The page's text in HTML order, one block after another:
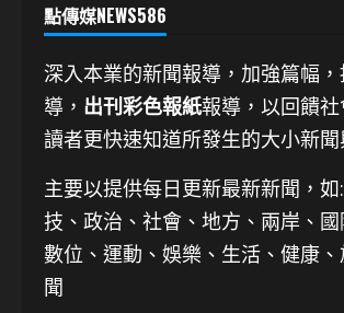
點傳媒NEWS586
深入本業的新聞報導，加強篇幅
導， 出刊彩色報紙報導，以回饋
讀者更快速知道所發生的大小新聞
主要以提供每日更新最新新聞 ，
技、 政治、社會、地方、兩岸、國
數位、運動、娛樂、生活、健康
聞